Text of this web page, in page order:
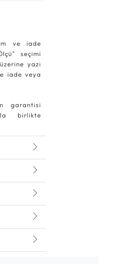
ve iade
seçimi
yazı
iade veya
garantisi
birlikte